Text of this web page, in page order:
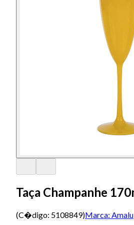
Taça Champanhe
(C�digo: 5108849)Marca: Amalu